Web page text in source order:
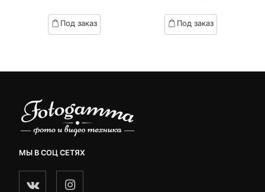
based
onПод заказ
based
onПод заказ
МЫ В СОЦ СЕТЯХ